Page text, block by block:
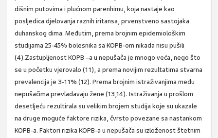
dišnim putovima i plućnom parenhimu, koja nastaje kao
posljedica djelovanja raznih iritansa, prvenstveno sastojaka
duhanskog dima. Međutim, prema brojnim epidemiološkim
studijama 25-45% bolesnika sa KOPB-om nikada nisu pušili
(4).Zastupljenost KOPB –a u nepušača je mnogo veća, nego što
se u početku vjerovalo (11), a prema novijim rezultatima stvarna
prevalencija je 3-11% (12). Prema brojnim istraživanjima među
nepušačima prevladavaju žene (13,14). Istraživanja u prošlom
desetljeću rezultirala su velikim brojem studija koje su ukazale
na druge moguće faktore rizika, čvrsto povezane sa nastankom
KOPB-a. Faktori rizika KOPB-a u nepušača su izloženost štetnim